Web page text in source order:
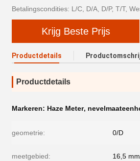
Betalingscondities: L/C, D/A, D/P, T/T,
Krijg Beste Prijs
Productdetails
Productdetails
Markeren: Haze Meter,
geometrie: 0/D
meetgebied: 16,5